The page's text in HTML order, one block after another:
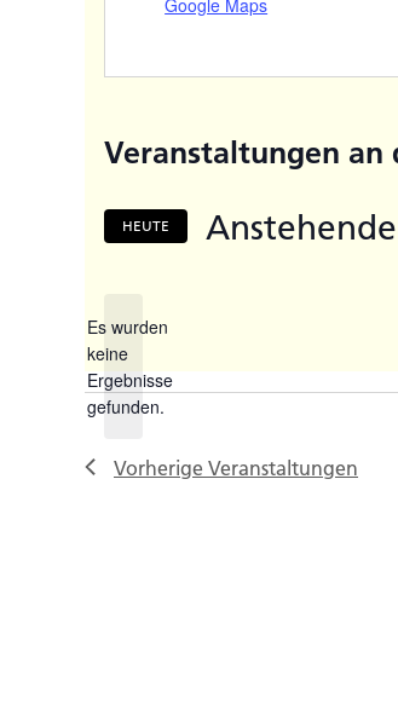
Veranstaltungen an
Hinweis
Es wurden
keine
Ergebnisse
gefunden.
HEUTE Anstehende
Vorherige Veranstaltungen